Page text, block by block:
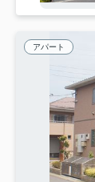
アパート